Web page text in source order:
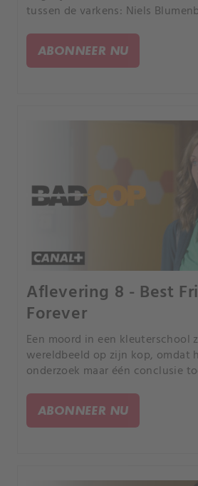
tussen de varkens: Niels
geruchten rond de zaak blijkt
Blumenberg chanteerde
ABONNEER NU
Aflevering 8 - Best
Forever
Een moord in een kleuterschool
wereldbeeld op zijn kop, omdat
onderzoek maar één conclusie
Dreyer is tijdens een
door een van de conciërges. De
publiciteit en daarmee ook veel
ABONNEER NU